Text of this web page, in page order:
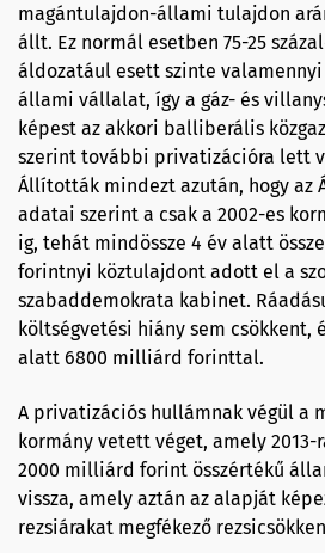
magántulajdon-állami tulajdon
állt. Ez normál esetben 75-25
áldozatául esett szinte
állami vállalat, így a gáz- és
képest az akkori balliberális
szerint további privatizációra lett
Állították mindezt azután, hogy az
adatai szerint a csak a 2002-es
ig, tehát mindössze 4 év alatt
forintnyi köztulajdont adott el a
szabaddemokrata kabinet.
költségvetési hiány sem csökkent,
alatt 6800 milliárd forinttal.
A privatizációs hullámnak végül a
kormány vetett véget, amely
2000 milliárd forint összértékű
vissza, amely aztán az alapját
rezsiárakat megfékező